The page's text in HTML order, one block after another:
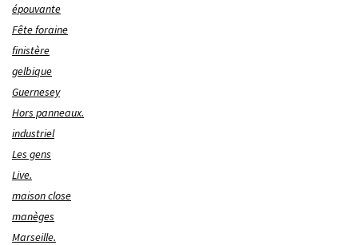
épouvante
Fête foraine
finistère
gelbique
Guernesey
Hors panneaux.
industriel
Les gens
Live.
maison close
manèges
Marseille.